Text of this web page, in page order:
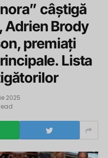
câștigă
Adrien Brody
premiați
Lista
2025